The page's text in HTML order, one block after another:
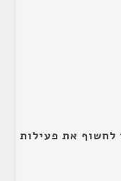
לחשוף את פעילות